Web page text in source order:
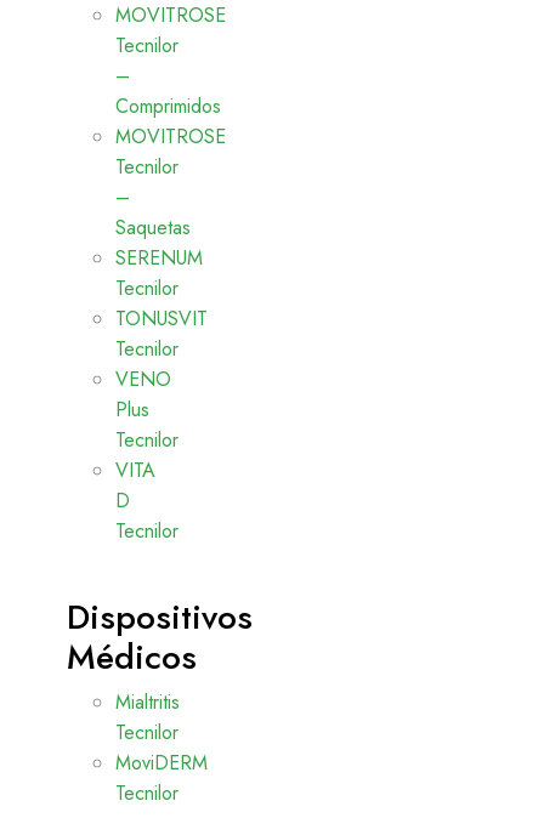
MOVITROSE
Tecnilor
–
Comprimidos
MOVITROSE
Tecnilor
–
Saquetas
SERENUM
Tecnilor
TONUSVIT
Tecnilor
VENO
Plus
Tecnilor
VITA
D
Tecnilor
Dispositivos
Médicos
Mialtritis
Tecnilor
MoviDERM
Tecnilor